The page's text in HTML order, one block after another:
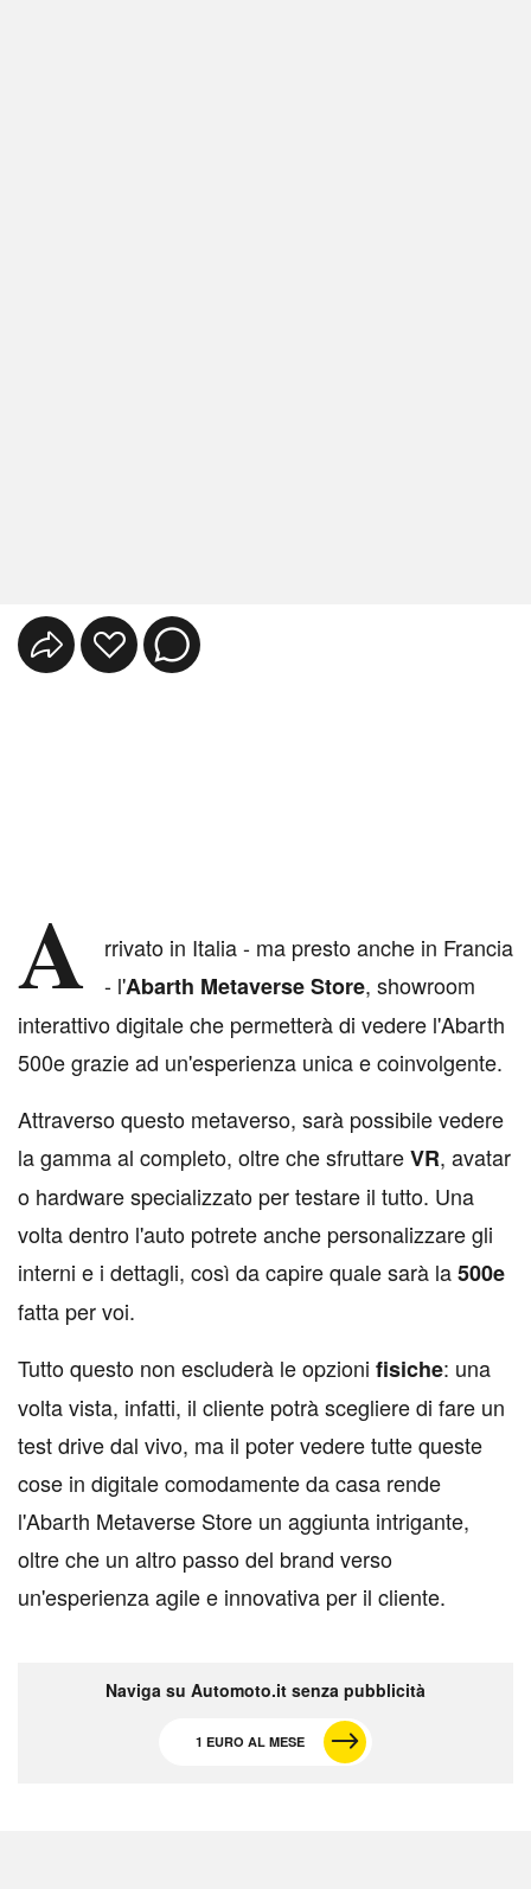
A
rrivato in Italia - ma presto anche in Francia
- l'Abarth Metaverse Store, showroom
interattivo digitale che permetterà di vedere l'Abarth
500e grazie ad un'esperienza unica e coinvolgente.
Attraverso questo metaverso, sarà possibile vedere
la gamma al completo, oltre che sfruttareVR, avatar
o hardware specializzato per testare il tutto. Una
volta dentro l'auto potrete anche personalizzare gli
interni e i dettagli, così da capire quale sarà la500e
fatta per voi.
Tutto questo non escluderà le opzioni fisiche: una
volta vista, infatti, il cliente potrà scegliere di fare un
test drive dal vivo, ma il poter vedere tutte queste
cose in digitale comodamente da casa rende
l'Abarth Metaverse Store un aggiunta intrigante,
oltre che un altro passo del brand verso
un'esperienza agile e innovativa per il cliente.
Naviga su Automoto.it senza pubblicità
1 EURO AL MESE